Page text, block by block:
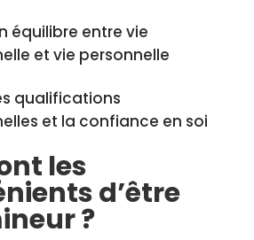
équilibre entre vie
et vie personnelle
qualifications
et la confiance en soi
les
d’être
?